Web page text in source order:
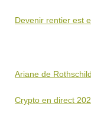
Devenir rentier est
Ariane de
Crypto en direct